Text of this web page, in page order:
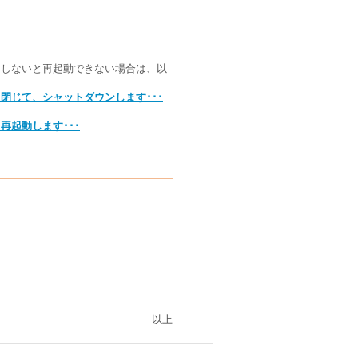
ないと再起動できない場合は、以
じて、シャットダウンします･･･
起動します･･･
以上